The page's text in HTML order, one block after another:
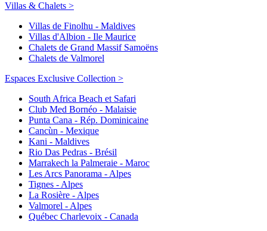
Villas & Chalets >
Villas de Finolhu - Maldives
Villas d'Albion - Ile Maurice
Chalets de Grand Massif Samoëns
Chalets de Valmorel
Espaces Exclusive Collection >
South Africa Beach et Safari
Club Med Bornéo - Malaisie
Punta Cana - Rép. Dominicaine
Cancùn - Mexique
Kani - Maldives
Rio Das Pedras - Brésil
Marrakech la Palmeraie - Maroc
Les Arcs Panorama - Alpes
Tignes - Alpes
La Rosière - Alpes
Valmorel - Alpes
Québec Charlevoix - Canada